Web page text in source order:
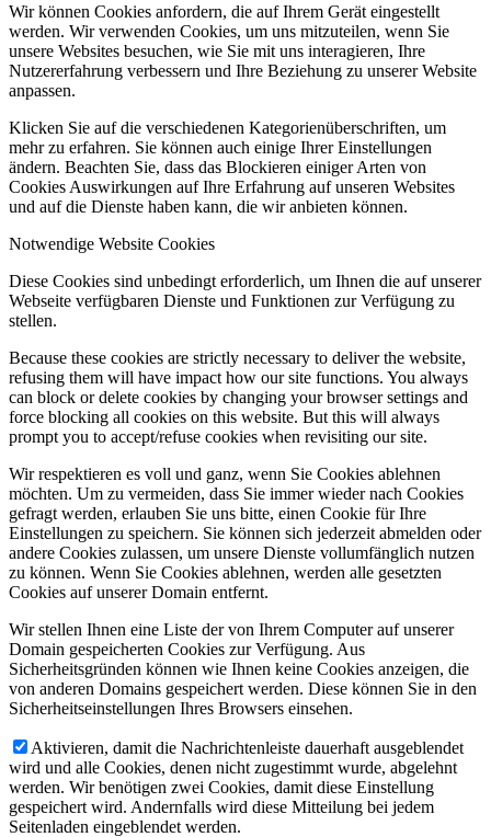
Wir können Cookies anfordern, die auf Ihrem Gerät eingestellt
werden. Wir verwenden Cookies, um uns mitzuteilen, wenn Sie
unsere Websites besuchen, wie Sie mit uns interagieren, Ihre
Nutzererfahrung verbessern und Ihre Beziehung zu unserer Website
anpassen.
Klicken Sie auf die verschiedenen Kategorienüberschriften, um
mehr zu erfahren. Sie können auch einige Ihrer Einstellungen
ändern. Beachten Sie, dass das Blockieren einiger Arten von
Cookies Auswirkungen auf Ihre Erfahrung auf unseren Websites
und auf die Dienste haben kann, die wir anbieten können.
Notwendige Website Cookies
Diese Cookies sind unbedingt erforderlich, um Ihnen die auf unserer
Webseite verfügbaren Dienste und Funktionen zur Verfügung zu
stellen.
Because these cookies are strictly necessary to deliver the website,
refusing them will have impact how our site functions. You always
can block or delete cookies by changing your browser settings and
force blocking all cookies on this website. But this will always
prompt you to accept/refuse cookies when revisiting our site.
Wir respektieren es voll und ganz, wenn Sie Cookies ablehnen
möchten. Um zu vermeiden, dass Sie immer wieder nach Cookies
gefragt werden, erlauben Sie uns bitte, einen Cookie für Ihre
Einstellungen zu speichern. Sie können sich jederzeit abmelden oder
andere Cookies zulassen, um unsere Dienste vollumfänglich nutzen
zu können. Wenn Sie Cookies ablehnen, werden alle gesetzten
Cookies auf unserer Domain entfernt.
Wir stellen Ihnen eine Liste der von Ihrem Computer auf unserer
Domain gespeicherten Cookies zur Verfügung. Aus
Sicherheitsgründen können wie Ihnen keine Cookies anzeigen, die
von anderen Domains gespeichert werden. Diese können Sie in den
Sicherheitseinstellungen Ihres Browsers einsehen.
Aktivieren, damit die Nachrichtenleiste dauerhaft ausgeblendet
wird und alle Cookies, denen nicht zugestimmt wurde, abgelehnt
werden. Wir benötigen zwei Cookies, damit diese Einstellung
gespeichert wird. Andernfalls wird diese Mitteilung bei jedem
Seitenladen eingeblendet werden.